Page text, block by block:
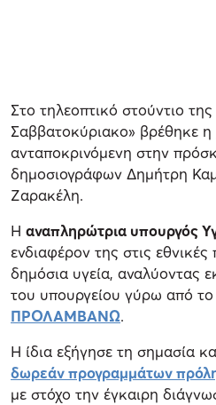
Στο τηλεοπτικό στούντιο
Σαββατοκύριακο» βρέθηκε η
ανταποκρινόμενη στην
δημοσιογράφων Δημήτρη
Ζαρακέλη.
Η αναπληρώτρια υπουργός
ενδιαφέρον της στις
δημόσια υγεία, αναλύοντας
του υπουργείου γύρω από το
ΠΡΟΛΑΜΒΑΝΩ.
Η ίδια εξήγησε τη σημασία
δωρεάν προγραμμάτων
με στόχο την έγκαιρη